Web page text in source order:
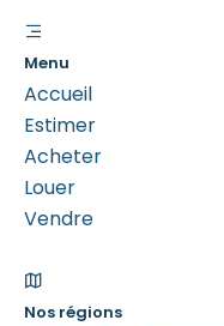
Menu
Accueil
Estimer
Acheter
Louer
Vendre
Nos régions